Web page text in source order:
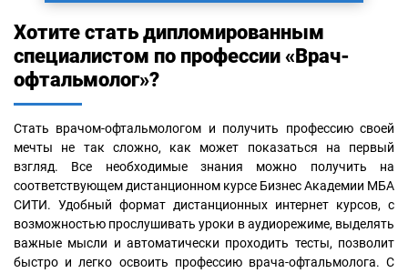
Хотите стать дипломированным
специалистом по профессии «Врач-
офтальмолог»?
Стать врачом-офтальмологом и получить профессию своей
мечты не так сложно, как может показаться на первый
взгляд. Все необходимые знания можно получить на
соответствующем дистанционном курсе Бизнес Академии МБА
СИТИ. Удобный формат дистанционных интернет курсов, с
возможностью прослушивать уроки в аудиорежиме, выделять
важные мысли и автоматически проходить тесты, позволит
быстро и легко освоить профессию врача-офтальмолога. С